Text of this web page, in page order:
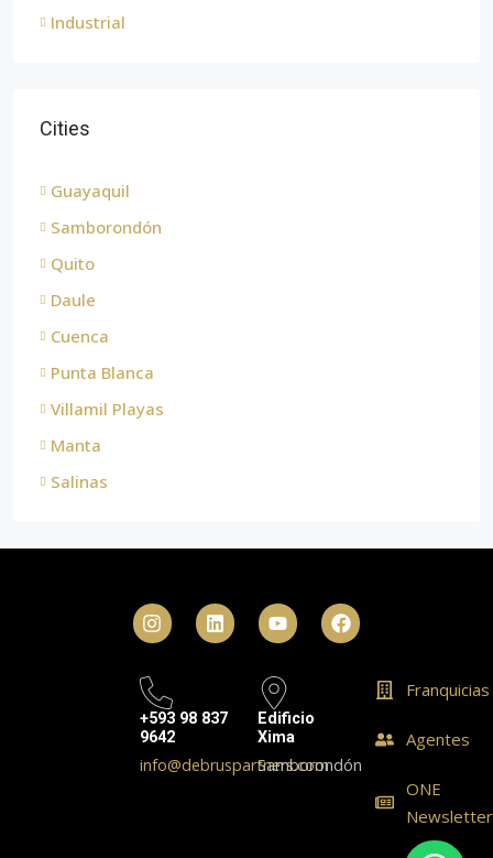
Industrial
Cities
Guayaquil
Samborondón
Quito
Daule
Cuenca
Punta Blanca
Villamil Playas
Manta
Salinas
+593 98 837
9642
info@debruspartners.com
Edificio
Xima
Samborondón
Franquicias
Agentes
ONE
Newsletter